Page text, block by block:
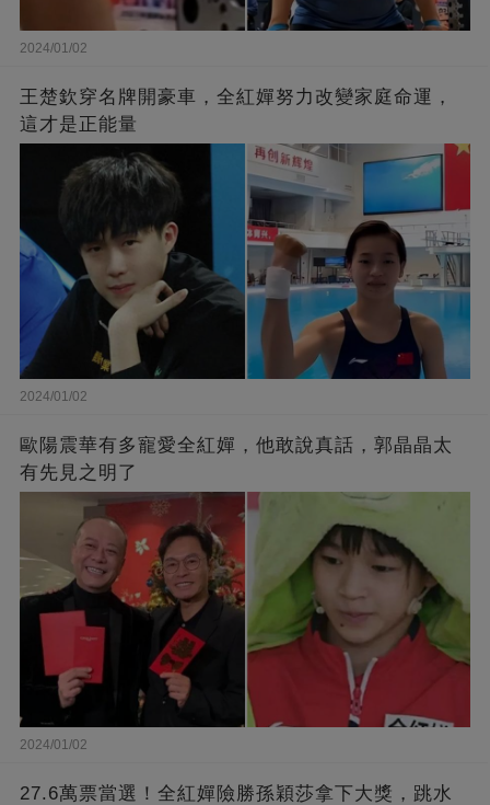
2024/01/02
王楚欽穿名牌開豪車，全紅嬋努力改變家庭命運，
這才是正能量
2024/01/02
歐陽震華有多寵愛全紅嬋，他敢說真話，郭晶晶太
有先見之明了
2024/01/02
27.6萬票當選！全紅嬋險勝孫穎莎拿下大獎，跳水